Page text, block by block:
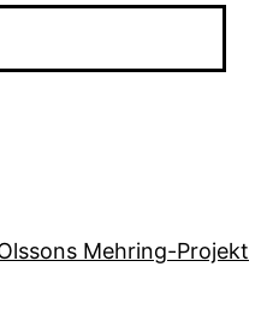
Mehring-Projekt